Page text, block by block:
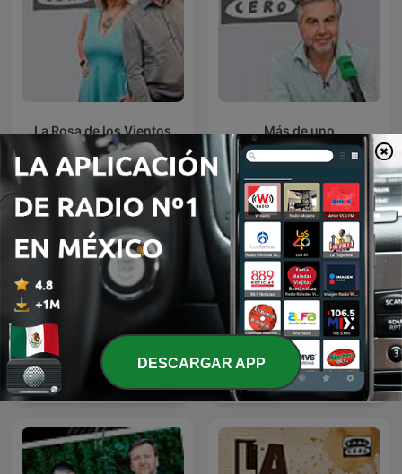
La Rosa de los Vientos Más de uno
La brújula Julia en la onda
DESCARGAR APP